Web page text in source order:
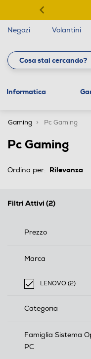
Negozi Volantini
Informatica
Gaming Pc Gaming
Pc Gaming
Ordina per:
Filtri Attivi (2)
Prezzo
Marca
LENOVO (2)
Categoria
Famiglia Sistema
PC